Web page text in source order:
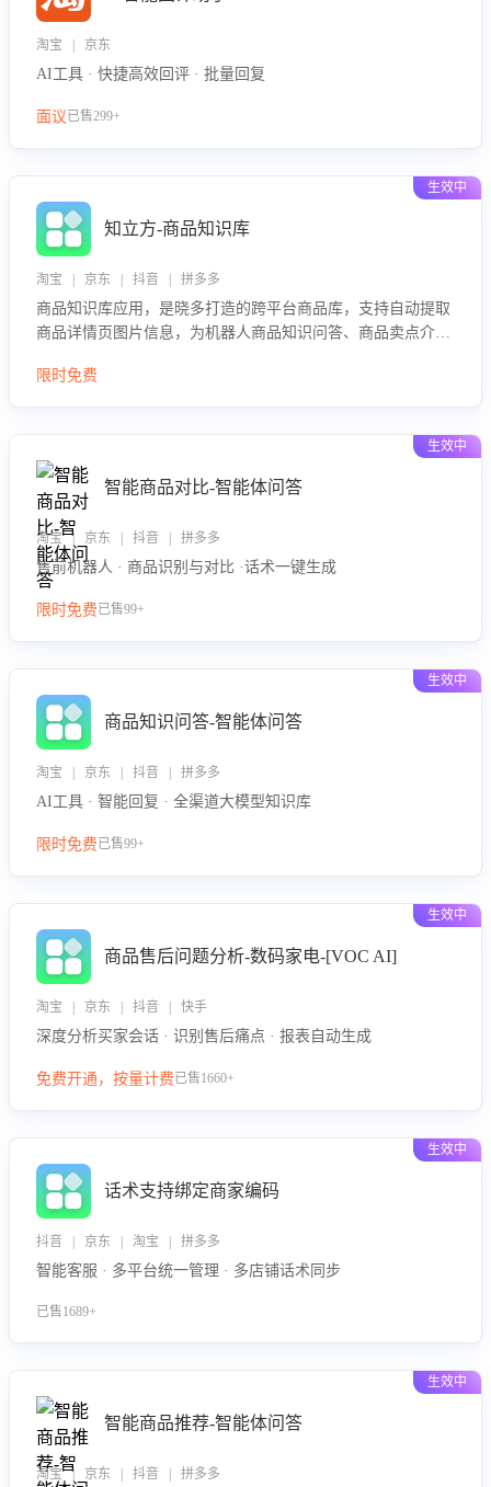
淘宝 | 京东
AI工具 · 快捷高效回评 · 批量回复
面议已售299+
生效中
知立方-商品知识库
淘宝 | 京东 | 抖音 | 拼多多
商品知识库应用，是晓多打造的跨平台商品库，支持自动提取
商品详情页图片信息，为机器人商品知识问答、商品卖点介绍
限时免费
生效中
智能商品对比-智能体问答
淘宝 | 京东 | 抖音 | 拼多多
售前机器人 · 商品识别与对比 ·话术一键生成
限时免费已售99+
生效中
商品知识问答-智能体问答
淘宝 | 京东 | 抖音 | 拼多多
AI工具 · 智能回复 · 全渠道大模型知识库
限时免费已售99+
生效中
商品售后问题分析-数码家电-[VOC AI]
淘宝 | 京东 | 抖音 | 快手
深度分析买家会话 · 识别售后痛点 · 报表自动生成
免费开通，按量计费已售1660+
生效中
话术支持绑定商家编码
抖音 | 京东 | 淘宝 | 拼多多
智能客服 · 多平台统一管理 · 多店铺话术同步
已售1689+
生效中
智能商品推荐-智能体问答
淘宝 | 京东 | 抖音 | 拼多多